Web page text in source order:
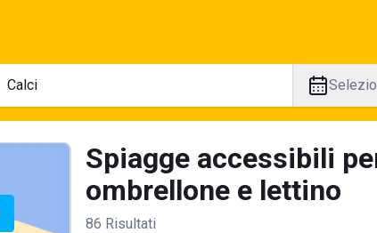
Spiagge accessibili
ombrellone e lettino
86 Risultati